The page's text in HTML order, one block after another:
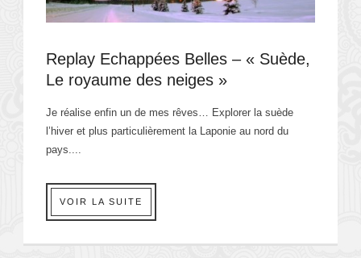
Replay Echappées Belles – « Suède,
Le royaume des neiges »
Je réalise enfin un de mes rêves… Explorer la suède
l’hiver et plus particulièrement la Laponie au nord du
pays....
VOIR LA SUITE